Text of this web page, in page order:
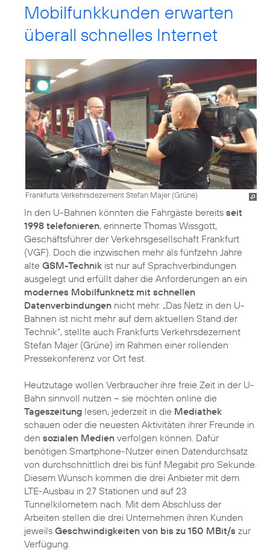
Mobilfunkkunden erwarten
überall schnelles Internet
Frankfurts Verkehrsdezernent Stefan Majer (Grüne)
In den U-Bahnen könnten die Fahrgäste bereits seit
1998 telefonieren, erinnerte Thomas Wissgott,
Geschäftsführer der Verkehrsgesellschaft Frankfurt
(VGF). Doch die inzwischen mehr als fünfzehn Jahre
alte GSM-Technik ist nur auf Sprachverbindungen
ausgelegt und erfüllt daher die Anforderungen an ein
modernes Mobilfunknetz mit schnellen
Datenverbindungen nicht mehr. „Das Netz in den U-
Bahnen ist nicht mehr auf dem aktuellen Stand der
Technik“, stellte auch Frankfurts Verkehrsdezernent
Stefan Majer (Grüne) im Rahmen einer rollenden
Pressekonferenz vor Ort fest.
Heutzutage wollen Verbraucher ihre freie Zeit in der U-
Bahn sinnvoll nutzen – sie möchten online die
Tageszeitung lesen, jederzeit in die Mediathek
schauen oder die neuesten Aktivitäten ihrer Freunde in
den sozialen Medien verfolgen können. Dafür
benötigen Smartphone-Nutzer einen Datendurchsatz
von durchschnittlich drei bis fünf Megabit pro Sekunde.
Diesem Wunsch kommen die drei Anbieter mit dem
LTE-Ausbau in 27 Stationen und auf 23
Tunnelkilometern nach. Mit dem Abschluss der
Arbeiten stellen die drei Unternehmen ihren Kunden
jeweils Geschwindigkeiten von bis zu 150 MBit/s zur
Verfügung.